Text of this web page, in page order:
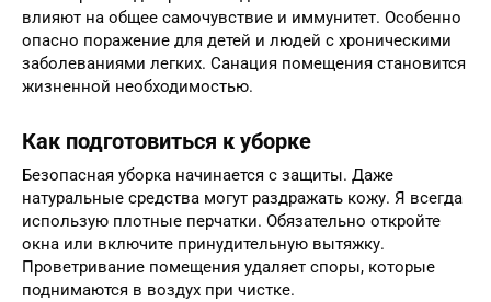
влияют на общее самочувствие и иммунитет. Особенно
опасно поражение для детей и людей с хроническими
заболеваниями легких. Санация помещения становится
жизненной необходимостью.
Как подготовиться к уборке
Безопасная уборка начинается с защиты. Даже
натуральные средства могут раздражать кожу. Я всегда
использую плотные перчатки. Обязательно откройте
окна или включите принудительную вытяжку.
Проветривание помещения удаляет споры, которые
поднимаются в воздух при чистке.